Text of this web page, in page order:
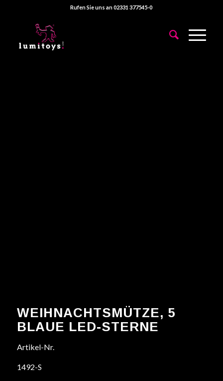
Rufen Sie uns an 02331 377545-0
WEIHNACHTSMÜTZE, 5
BLAUE LED-STERNE
Artikel-Nr.
1492-S